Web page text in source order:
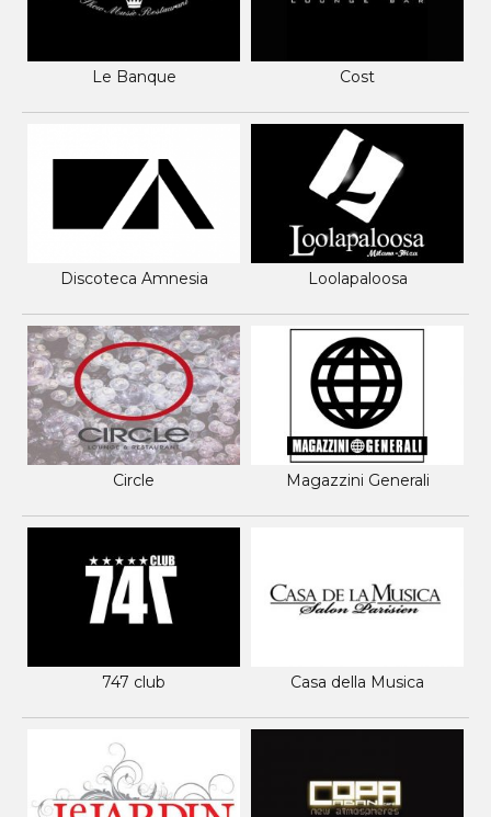
Le Banque Cost
Discoteca Amnesia Loolapaloosa
Circle Magazzini Generali
747 club Casa della Musica